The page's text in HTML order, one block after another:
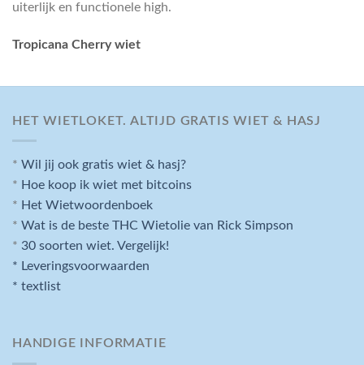
uiterlijk en functionele high.
Tropicana Cherry wiet
HET WIETLOKET. ALTIJD GRATIS WIET & HASJ
* Wil jij ook gratis wiet & hasj?
* Hoe koop ik wiet met bitcoins
* Het Wietwoordenboek
* Wat is de beste THC Wietolie van Rick Simpson
* 30 soorten wiet. Vergelijk!
* Leveringsvoorwaarden
* textlist
HANDIGE INFORMATIE